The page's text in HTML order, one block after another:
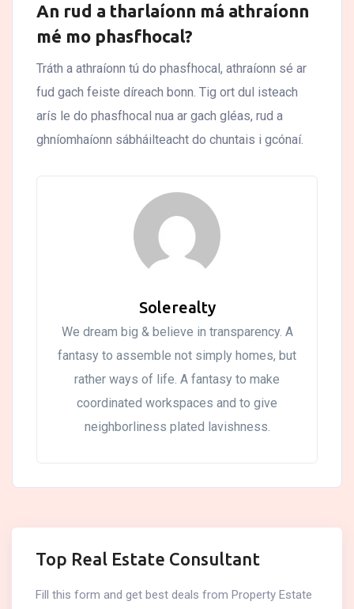
An rud a tharlaíonn má athraíonn
mé mo phasfhocal?
Tráth a athraíonn tú do phasfhocal, athraíonn sé ar
fud gach feiste díreach bonn. Tig ort dul isteach
arís le do phasfhocal nua ar gach gléas, rud a
ghníomhaíonn sábháilteacht do chuntais i gcónaí.
Solerealty
We dream big & believe in transparency. A
fantasy to assemble not simply homes, but
rather ways of life. A fantasy to make
coordinated workspaces and to give
neighborliness plated lavishness.
Top Real Estate Consultant
Fill this form and get best deals from Property Estate